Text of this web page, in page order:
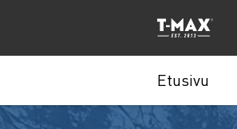
Etusivu